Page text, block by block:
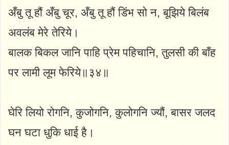
अँबु तू हौं अँबु चूर, अँबु तू हौं डिंभ सो न, बूझिये बिलंब
अवलंब मेरे तेरिये।
बालक बिकल जानि पाहि प्रेम पहिचानि, तुलसी की बाँह
पर लामी लूम फेरिये॥३४॥
घेरि लियो रोगनि, कुजोगनि, कुलोगनि ज्यौं, बासर जलद
घन घटा धुकि धाई है।